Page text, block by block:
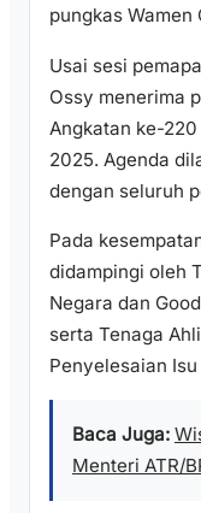
pungkas Wamen
Usai sesi
Ossy menerima
Angkatan ke-220
2025. Agenda
dengan seluruh
Pada
didampingi oleh
Negara dan
serta Tenaga
Penyelesaian
Baca Juga:
Menteri ATR/